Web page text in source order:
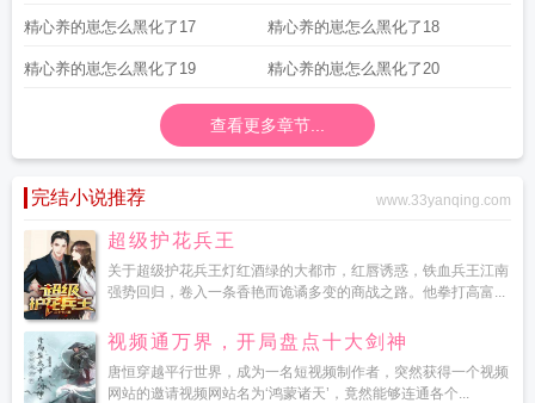
精心养的崽怎么黑化了17 精心养的崽怎么黑化了18
精心养的崽怎么黑化了19 精心养的崽怎么黑化了20
查看更多章节...
完结小说推荐 www.33yanqing.com
超级护花兵王
关于超级护花兵王灯红酒绿的大都市，红唇诱惑，铁血兵王江南
强势回归，卷入一条香艳而诡谲多变的商战之路。他拳打高富...
视频通万界，开局盘点十大剑神
唐恒穿越平行世界，成为一名短视频制作者，突然获得一个视频
网站的邀请视频网站名为‘鸿蒙诸天’，竟然能够连通各个...